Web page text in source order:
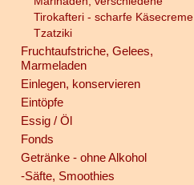
Tirokafteri - scharfe Käsecreme
Tzatziki
Fruchtaufstriche, Gelees,
Marmeladen
Einlegen, konservieren
Eintöpfe
Essig / Öl
Fonds
Getränke - ohne Alkohol
-Säfte, Smoothies